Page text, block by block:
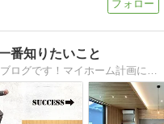
番知りたいこと
現役住宅営業マンによる情報発信ブログです！マイホーム計画において大事なこと、知りたいことについてまとめております！